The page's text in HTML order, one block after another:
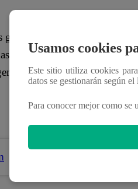
sustos de su vida
del distrito de Puente
un incendio en el
Usamos cookies
Este sitio utiliza cookies
datos se gestionarán según el
Para conocer mejor como se